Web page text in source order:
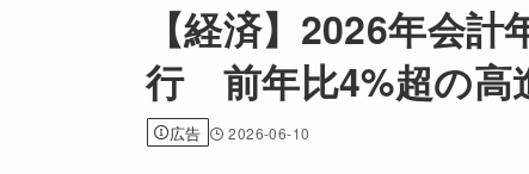
【経済】2026年会
行 前年比4%超の高
広告 2026-06-10